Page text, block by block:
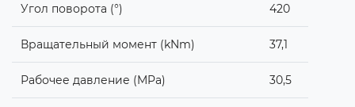
Угол поворота (°) 420
Вращательный момент (kNm) 37,1
Рабочее давление (MPa) 30,5